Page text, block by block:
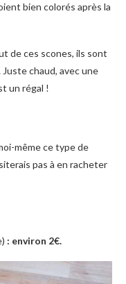
bien colorés après la
de ces scones, ils sont
chaud, avec une
un régal !
même ce type de
pas à en racheter
: environ 2€.